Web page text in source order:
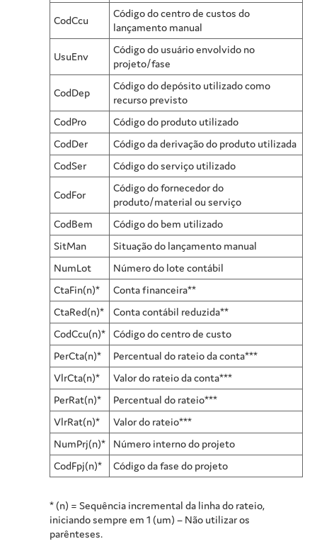
CodCcu
Código do centro de custos do
lançamento manual
UsuEnv
Código do usuário envolvido no
projeto/fase
CodDep
Código do depósito utilizado como
recurso previsto
CodPro
Código do produto utilizado
CodDer
Código da derivação do produto utilizada
CodSer
Código do serviço utilizado
CodFor
Código do fornecedor do
produto/material ou serviço
CodBem
Código do bem utilizado
SitMan
Situação do lançamento manual
NumLot
Número do lote contábil
CtaFin(n)*
Conta financeira**
CtaRed(n)*
Conta contábil reduzida**
CodCcu(n)* Código do centro de custo
PerCta(n)*
Percentual do rateio da conta***
VlrCta(n)*
Valor do rateio da conta***
PerRat(n)*
Percentual do rateio***
VlrRat(n)*
Valor do rateio***
NumPrj(n)*
Número interno do projeto
CodFpj(n)*
Código da fase do projeto
* (n) = Sequência incremental da linha do rateio,
iniciando sempre em 1 (um) – Não utilizar os
parênteses.